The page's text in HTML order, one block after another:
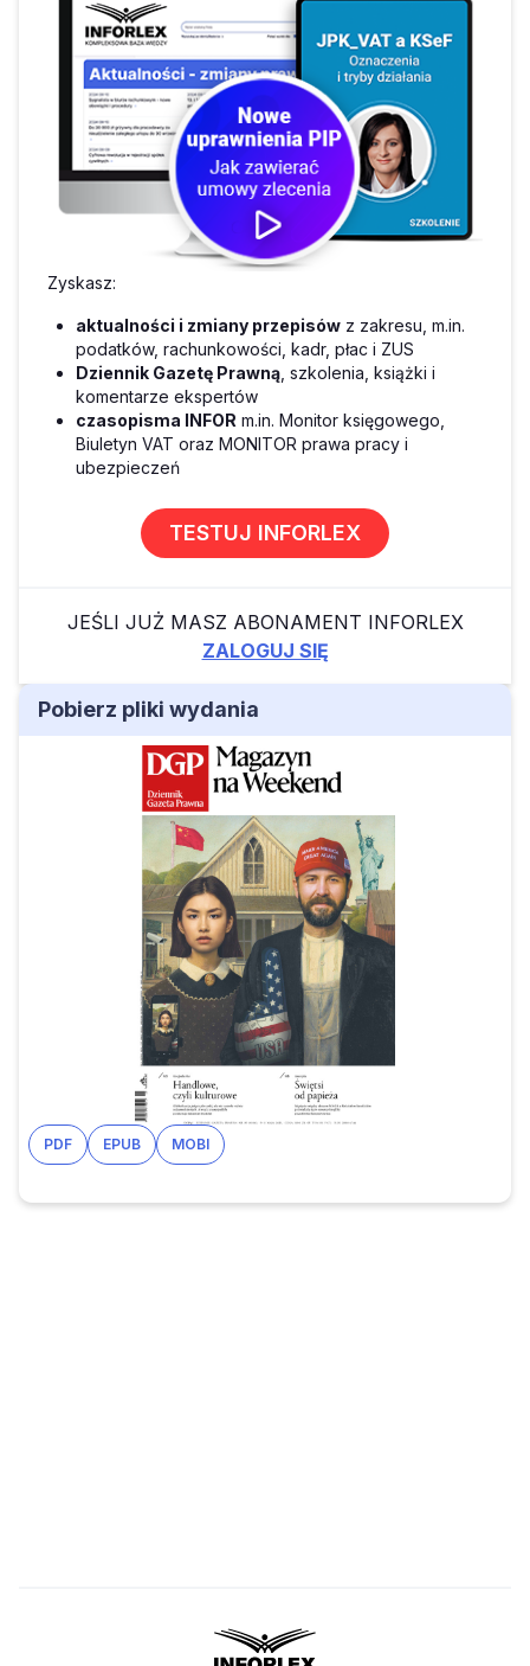
Zyskasz:
aktualności i zmiany przepisów z zakresu, m.in.
podatków, rachunkowości, kadr, płac i ZUS
Dziennik Gazetę Prawną , szkolenia, książki i
komentarze ekspertów
czasopisma INFOR m.in. Monitor księgowego,
Biuletyn VAT oraz MONITOR prawa pracy i
ubezpieczeń
TESTUJ INFORLEX
JEŚLI JUŻ MASZ ABONAMENT INFORLEX
ZALOGUJ SIĘ
Pobierz pliki wydania
PDF EPUB MOBI